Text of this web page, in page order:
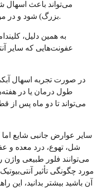
بزرگ) شود و در موارد نادر می‌تواند تهدید کننده زندگی باشد.
به همین دلیل،
عفونت‌هایی که سایر
در صورت تجربه اسهال
طول درمان یا در
سایر عوارض جانبی شایع
شل، تهوع، درد معده و
می‌توانند فلور طبیعی واژن
مورد چگونگی تأثیر
آن باشید بیشتر بدانید،